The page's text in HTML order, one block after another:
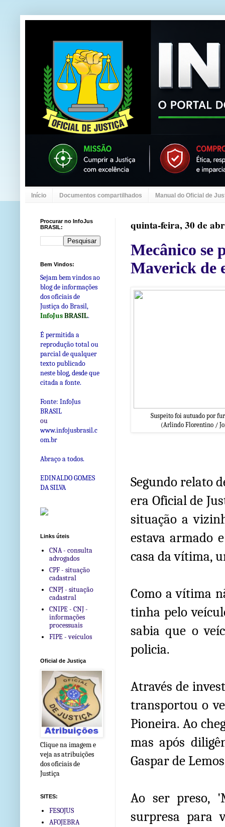
Início Documentos compartilhados Manual do Oficial de
quinta-feira, 30 de
Mecânico se
Maverick de
Suspeito foi autuado por
(Arlindo Florentino /
Segundo relato
era Oficial de
situação a
estava armado
casa da vítima,
Como a vítima
tinha pelo
sabia que o
policia.
Através de
transportou o
Pioneira. Ao
mas após
Gaspar de
Ao ser preso,
surpresa para
Procurar no InfoJus
BRASIL:
Bem Vindos:
Sejam bem vindos ao
blog de informações
dos oficiais de
Justiça do Brasil,
InfoJusBRASIL.
É permitida a
reprodução total ou
parcial de qualquer
texto publicado
neste blog, desde que
citada a fonte.
Fonte: InfoJus
BRASIL
ou
www.infojusbrasil.c
om.br
Abraço a todos.
EDINALDO GOMES
DA SILVA
Links úteis
CNA - consulta
advogados
CPF - situação
cadastral
CNPJ - situação
cadastral
CNIPE - CNJ -
informações
processuais
FIPE - veículos
Oficial de Justiça
Clique na imagem e
veja as atribuições
dos oficiais de
Justiça
SITES:
FESOJUS
AFOJEBRA